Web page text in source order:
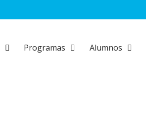
Programas Alumnos